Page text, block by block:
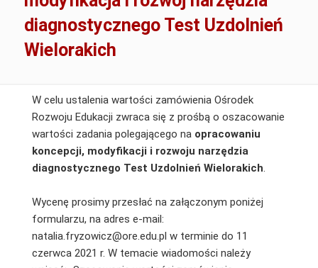
diagnostycznego Test Uzdolnień
Wielorakich
W celu ustalenia wartości zamówienia Ośrodek
Rozwoju Edukacji zwraca się z prośbą o oszacowanie
wartości zadania polegającego na opracowaniu
koncepcji, modyfikacji i rozwoju narzędzia
diagnostycznego Test Uzdolnień Wielorakich.
Wycenę prosimy przesłać na załączonym poniżej
formularzu, na adres e-mail:
natalia.fryzowicz@ore.edu.pl w terminie do 11
czerwca 2021 r. W temacie wiadomości należy